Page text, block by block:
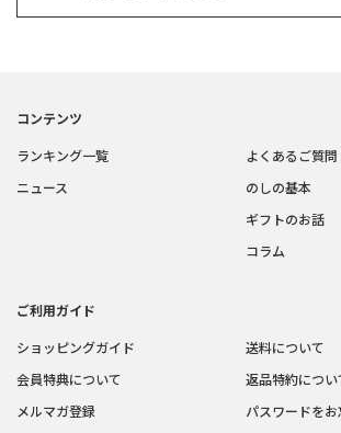
コンテンツ
ランキング一覧
ニュース
よくあるご質問
のしの基本
ギフトのお話
コラム
ご利用ガイド
ショッピングガイド
会員特典について
メルマガ登録
送料について
返品特約につい
パスワードを